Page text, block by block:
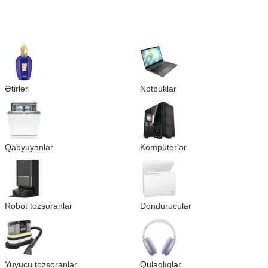
Ətirlər Notbuklar
Qabyuyanlar Kompüterlər
Robot tozsoranlar Dondurucular
Yuyucu tozsoranlar Qulaqlıqlar